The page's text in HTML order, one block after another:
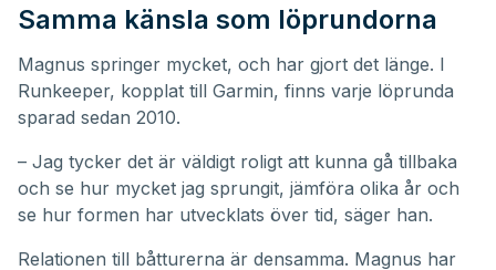
Samma känsla som löprundorna
Magnus springer mycket, och har gjort det länge. I
Runkeeper, kopplat till Garmin, finns varje löprunda
sparad sedan 2010.
– Jag tycker det är väldigt roligt att kunna gå tillbaka
och se hur mycket jag sprungit, jämföra olika år och
se hur formen har utvecklats över tid, säger han.
Relationen till båtturerna är densamma. Magnus har